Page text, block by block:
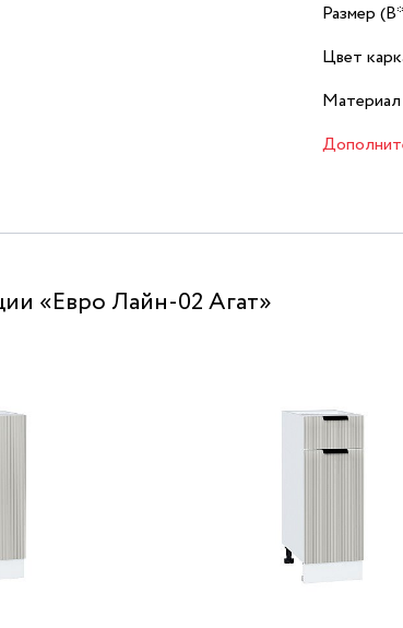
Размер
Цвет
Материал
«Евро Лайн-02 Агат»